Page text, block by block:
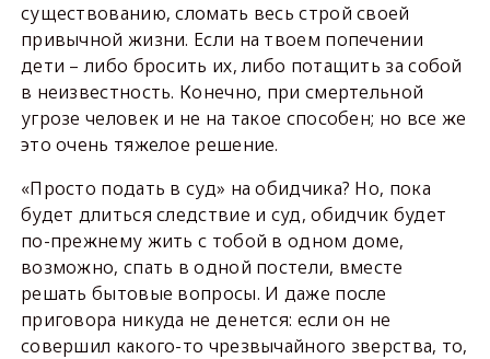
существованию, сломать весь строй своей
привычной жизни. Если на твоем попечении
дети – либо бросить их, либо потащить за собой
в неизвестность. Конечно, при смертельной
угрозе человек и не на такое способен; но все же
это очень тяжелое решение.
«Просто подать в суд» на обидчика? Но, пока
будет длиться следствие и суд, обидчик будет
по-прежнему жить с тобой в одном доме,
возможно, спать в одной постели, вместе
решать бытовые вопросы. И даже после
приговора никуда не денется: если он не
совершил какого-то чрезвычайного зверства, то,